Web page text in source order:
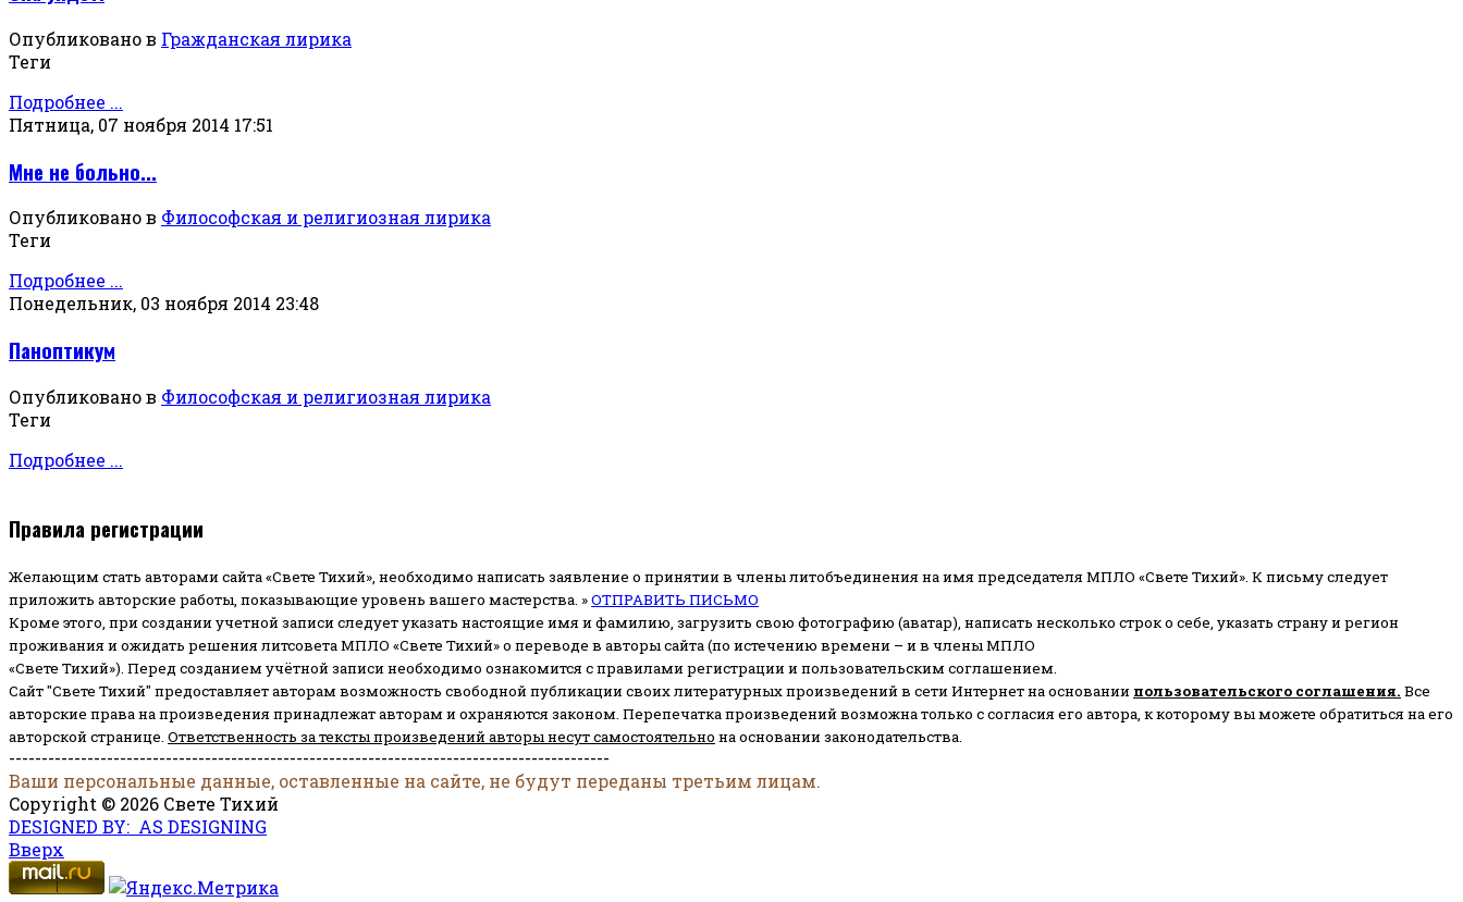
Опубликовано в Гражданская лирика
Теги
Подробнее ...
Пятница, 07 ноября 2014 17:51
Мне не больно...
Опубликовано в Философская и религиозная лирика
Теги
Подробнее ...
Понедельник, 03 ноября 2014 23:48
Паноптикум
Опубликовано в Философская и религиозная лирика
Теги
Подробнее ...
Правила регистрации
Желающим стать авторами сайта «Свете Тихий», необходимо написать заявление о принятии в члены литобъединения на имя председателя МПЛО «Свете Тихий». К письму следует
приложить авторские работы, показывающие уровень вашего мастерства. »ОТПРАВИТЬ ПИСЬМО
Кроме этого, при создании учетной записи следует указать настоящие имя и фамилию, загрузить свою фотографию (аватар), написать несколько строк о себе, указать страну и регион
проживания и ожидать решения литсовета МПЛО «Свете Тихий» о переводе в авторы сайта (по истечению времени – и в члены МПЛО
«Свете Тихий»). Перед созданием учётной записи необходимо ознакомится с правилами регистрации и пользовательским соглашением.
Сайт "Свете Тихий" предоставляет авторам возможность свободной публикации своих литературных произведений в сети Интернет на основании пользовательского соглашения. Все
авторские права на произведения принадлежат авторам и охраняются законом. Перепечатка произведений возможна только с согласия его автора, к которому вы можете обратиться на его
авторской странице. Ответственность за тексты произведений авторы несут самостоятельно на основании законодательства.
--------------------------------------------------------------------------------------------
Ваши персональные данные, оставленные на сайте, не будут переданы третьим лицам.
Copyright © 2026 Свете Тихий
DESIGNED BY: AS DESIGNING
Вверх